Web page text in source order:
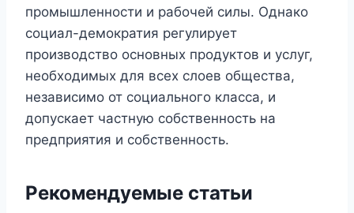
промышленности и рабочей силы. Однако
социал-демократия регулирует
производство основных продуктов и услуг,
необходимых для всех слоев общества,
независимо от социального класса, и
допускает частную собственность на
предприятия и собственность.
Рекомендуемые статьи